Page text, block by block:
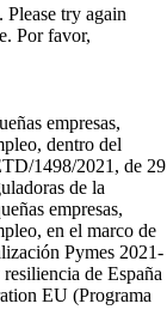
Please try again
Por favor,
empresas,
dentro del
1498/2021, de 29
de la
empresas,
en el marco de
Pymes 2021-
de España
EU (Programa